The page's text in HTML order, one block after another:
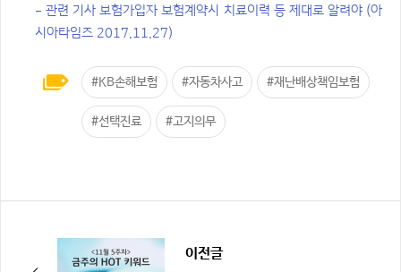
– 관련 기사 보험가입자 보험계약시 치료이력 등 제대로 알려야 (아
시아타임즈 2017.11.27)
#KB손해보험 #자동차사고 #재난배상책임보험
#선택진료 #고지의무
이전글